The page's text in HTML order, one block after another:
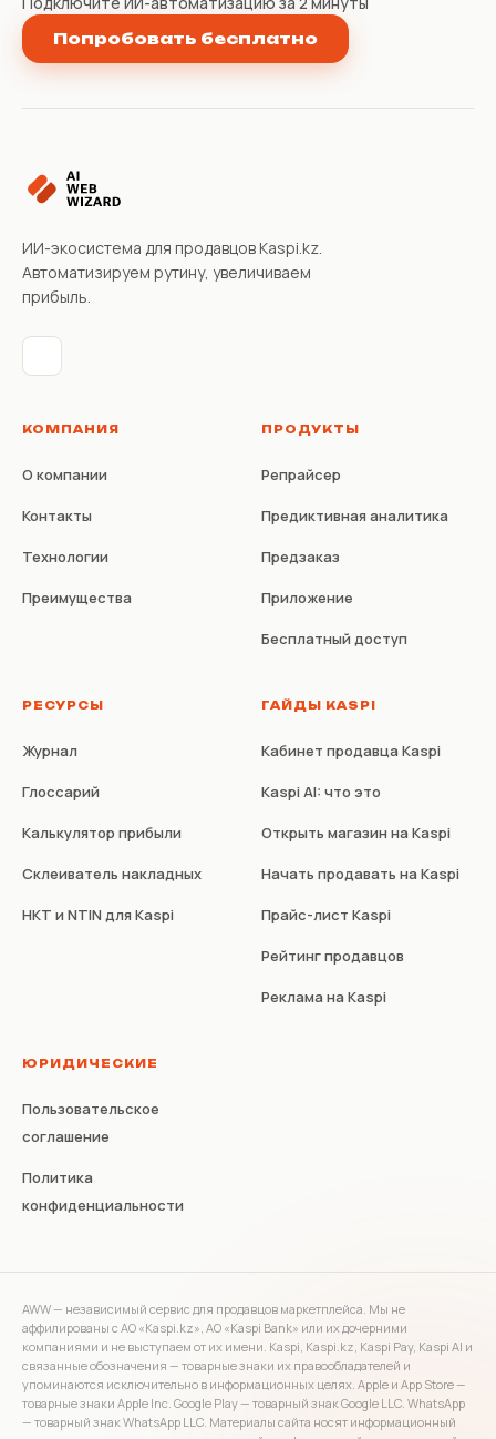
Попробовать бесплатно
ИИ-экосистема для продавцов Kaspi.kz.
Автоматизируем рутину, увеличиваем
прибыль.
КОМПАНИЯ
О компании
Контакты
Технологии
Преимущества
ПРОДУКТЫ
Репрайсер
Предиктивная аналитика
Предзаказ
Приложение
Бесплатный доступ
РЕСУРСЫ
Журнал
Глоссарий
Калькулятор прибыли
Склеиватель накладных
НКТ и NTIN для Kaspi
ГАЙДЫ KASPI
Кабинет продавца Kaspi
Kaspi AI: что это
Открыть магазин на Kaspi
Начать продавать на Kaspi
Прайс-лист Kaspi
Рейтинг продавцов
Реклама на Kaspi
ЮРИДИЧЕСКИЕ
Пользовательское
соглашение
Политика
конфиденциальности
AWW — независимый сервис для продавцов маркетплейса. Мы не
аффилированы с АО «Kaspi.kz», АО «Kaspi Bank» или их дочерними
компаниями и не выступаем от их имени. Kaspi, Kaspi.kz, Kaspi Pay, Kaspi AI и
связанные обозначения — товарные знаки их правообладателей и
упоминаются исключительно в информационных целях. Apple и App Store —
товарные знаки Apple Inc. Google Play — товарный знак Google LLC. WhatsApp
— товарный знак WhatsApp LLC. Материалы сайта носят информационный